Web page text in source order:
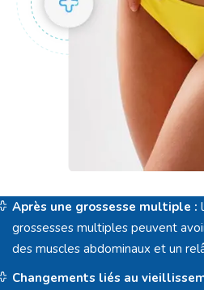
Après une grossesse multiple :
grossesses multiples peuvent
des muscles abdominaux et un
Changements liés au